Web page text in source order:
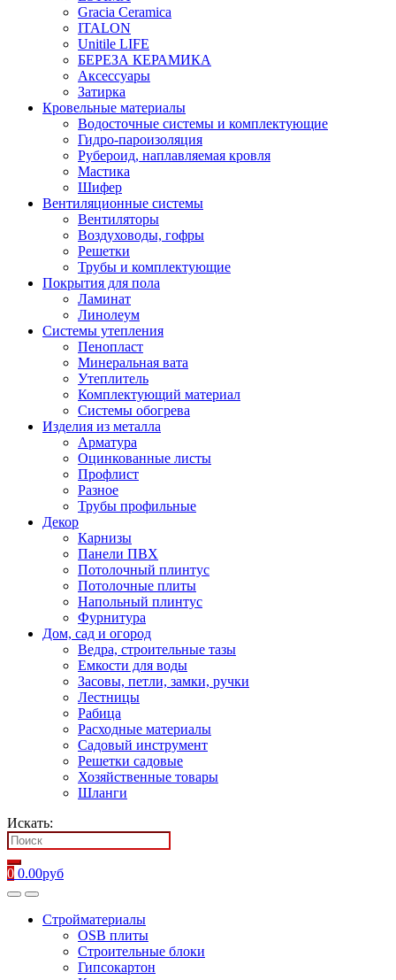
Gracia Ceramica
ITALON
Unitile LIFE
БЕРЕЗА КЕРАМИКА
Аксессуары
Затирка
Кровельные материалы
Водосточные системы и комплектующие
Гидро-пароизоляция
Рубероид, наплавляемая кровля
Мастика
Шифер
Вентиляционные системы
Вентиляторы
Воздуховоды, гофры
Решетки
Трубы и комплектующие
Покрытия для пола
Ламинат
Линолеум
Системы утепления
Пенопласт
Минеральная вата
Утеплитель
Комплектующий материал
Системы обогрева
Изделия из металла
Арматура
Оцинкованные листы
Профлист
Разное
Трубы профильные
Декор
Карнизы
Панели ПВХ
Потолочный плинтус
Потолочные плиты
Напольный плинтус
Фурнитура
Дом, сад и огород
Ведра, строительные тазы
Емкости для воды
Засовы, петли, замки, ручки
Лестницы
Рабица
Расходные материалы
Садовый инструмент
Решетки садовые
Хозяйственные товары
Шланги
Искать:
0 0.00руб
Стройматериалы
OSB плиты
Строительные блоки
Гипсокартон